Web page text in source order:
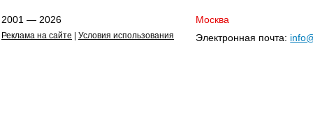
2001 — 2026
Реклама на сайте Условия использования
Москва
Электронная почта: